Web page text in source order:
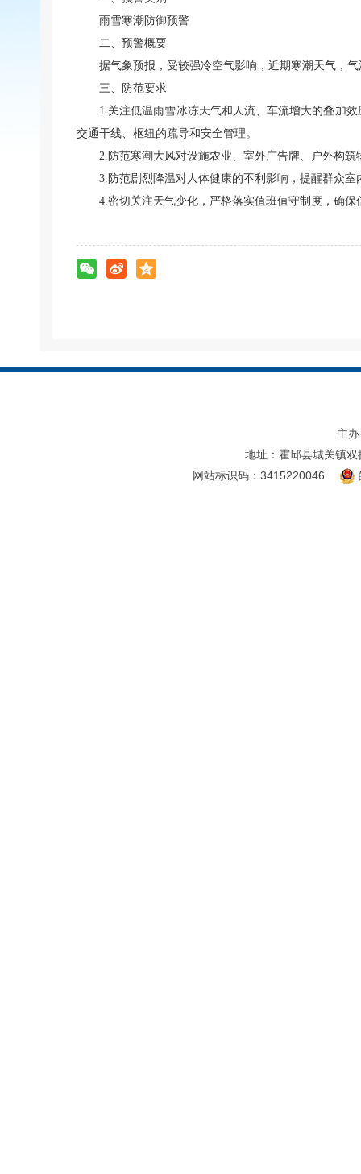
雨雪寒潮防御预警
二、预警概要
据气象预报，受较强冷空气影响，近期寒潮天气，
三、防范要求
1.关注低温雨雪冰冻天气和人流、车流增大的叠加
交通干线、枢纽的疏导和安全管理。
2.防范寒潮大风对设施农业、室外广告牌、户外构
3.防范剧烈降温对人体健康的不利影响，提醒群众
4.密切关注天气变化，严格落实值班值守制度，确
主
地址：霍邱县城关镇双
网站标识码：3415220046